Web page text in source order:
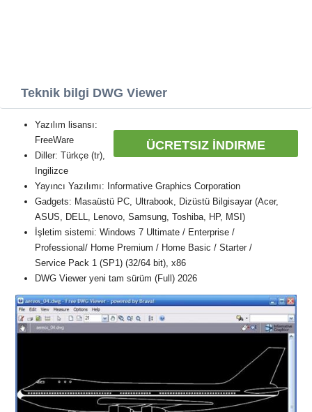
Teknik bilgi DWG Viewer
ÜCRETSIZ İNDIRME
Yazılım lisansı:
FreeWare
Diller: Türkçe (tr),
Ingilizce
Yayıncı Yazılımı: Informative Graphics Corporation
Gadgets: Masaüstü PC, Ultrabook, Dizüstü Bilgisayar (Acer,
ASUS, DELL, Lenovo, Samsung, Toshiba, HP, MSI)
İşletim sistemi: Windows 7 Ultimate / Enterprise /
Professional/ Home Premium / Home Basic / Starter /
Service Pack 1 (SP1) (32/64 bit), x86
DWG Viewer yeni tam sürüm (Full) 2026